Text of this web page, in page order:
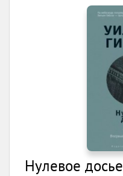
Нулевое досье